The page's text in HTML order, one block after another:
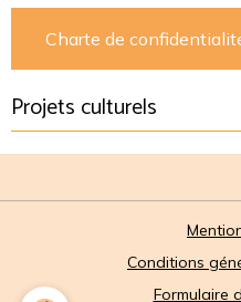
Charte de
Projets culturels
Conditions
Formulaire